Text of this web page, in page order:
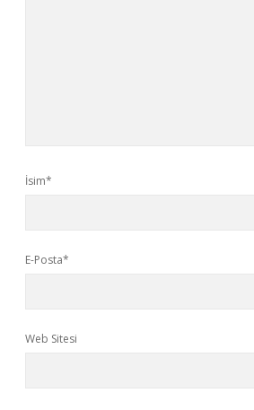
İsim*
E-Posta*
Web Sitesi